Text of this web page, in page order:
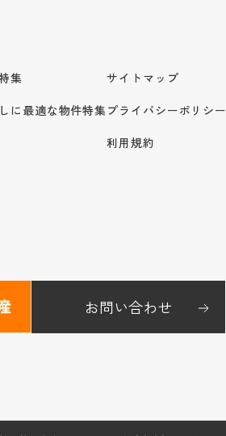
集
に最適な物件特集
サイトマップ
プライバシーポリシー
利用規約
お問い合わせ